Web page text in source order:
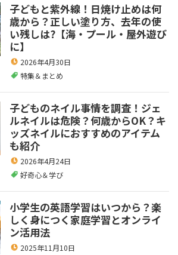
子どもと紫外線！日焼け止めは何
歳から？正しい塗り方、去年の使
い残しは?【海・プール・屋外遊び
に】
2026年4月30日
特集＆まとめ
子どものネイル事情を調査！ジェ
ルネイルは危険？何歳からOK？キ
ッズネイルにおすすめのアイテム
も紹介
2026年4月24日
好奇心＆学び
小学生の英語学習はいつから？楽
しく身につく家庭学習とオンライ
ン活用法
2025年11月10日